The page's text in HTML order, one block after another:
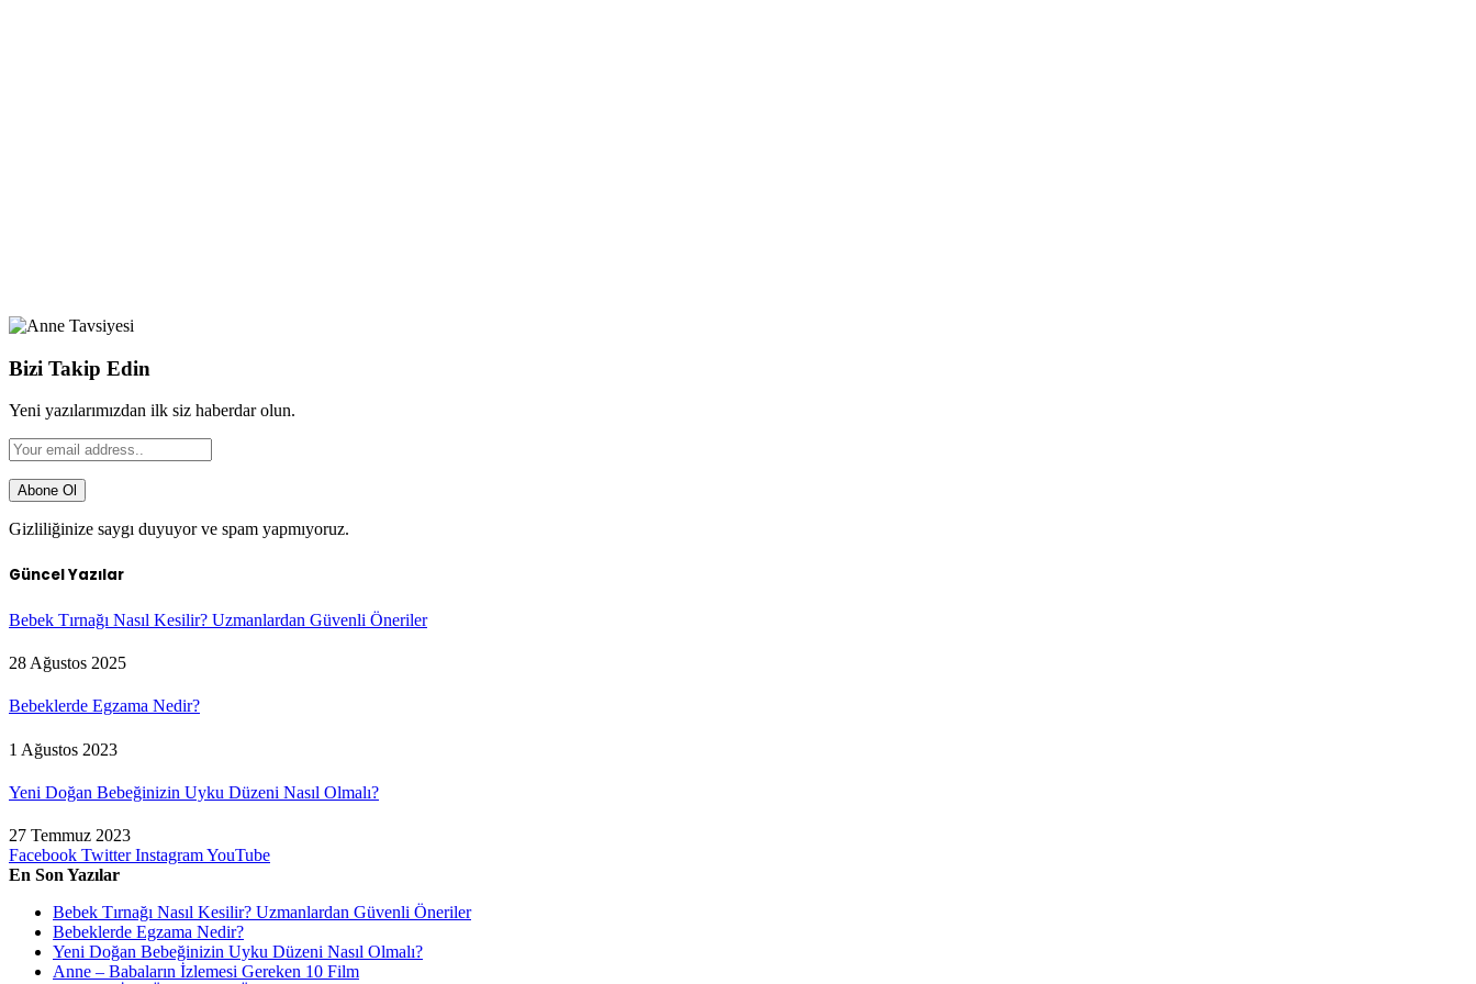
Bizi Takip Edin
Yeni yazılarımızdan ilk siz haberdar olun.
Gizliliğinize saygı duyuyor ve spam yapmıyoruz.
Güncel Yazılar
Bebek Tırnağı Nasıl Kesilir? Uzmanlardan Güvenli Öneriler
28 Ağustos 2025
Bebeklerde Egzama Nedir?
1 Ağustos 2023
Yeni Doğan Bebeğinizin Uyku Düzeni Nasıl Olmalı?
27 Temmuz 2023
Facebook Twitter InstagramYouTube
En Son Yazılar
Bebek Tırnağı Nasıl Kesilir? Uzmanlardan Güvenli Öneriler
Bebeklerde Egzama Nedir?
Yeni Doğan Bebeğinizin Uyku Düzeni Nasıl Olmalı?
Anne – Babaların İzlemesi Gereken 10 Film